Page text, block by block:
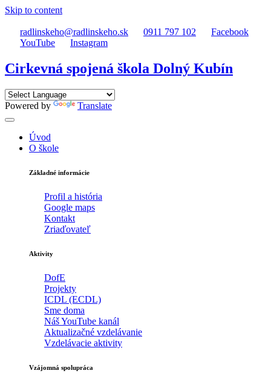
Skip to content
radlinskeho@radlinskeho.sk 0911 797 102
Facebook
YouTube
Instagram
Cirkevná spojená škola Dolný Kubín
Powered by Translate
Úvod
O škole
Základné informácie
Profil a história
Google maps
Kontakt
Zriaďovateľ
Aktivity
DofE
Projekty
ICDL (ECDL)
Sme doma
Náš YouTube kanál
Aktualizačné vzdelávanie
Vzdelávacie aktivity
Vzájomná spolupráca